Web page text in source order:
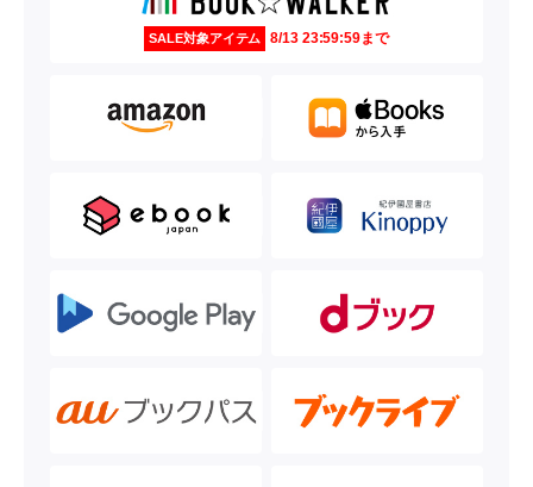
SALE対象アイテム 8/13 23:59:59まで